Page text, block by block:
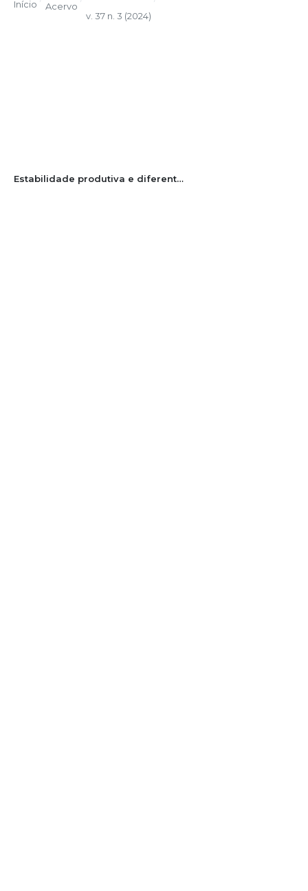
Início Acervo
v. 37 n. 3 (2024)
Estabilidade produtiva e diferentes espaçamentos no cultivo anual do maracujazeiro ‘SCS 437 Catarina’ no município de Chapecó, Brasil